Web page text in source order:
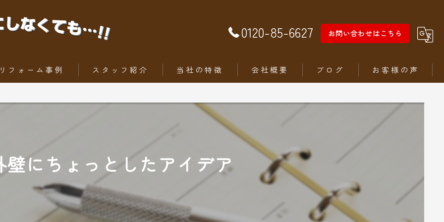
0120-85-6627 お問い合わせはこちら
フォーム事例
ょっとだけリフォーム
スタッフ紹介 当社の特徴
内装工事
水回りリフォーム
外構工事・エクステリア
会社概要 ブログ お客様の声
壁にちょっとしたアイデア